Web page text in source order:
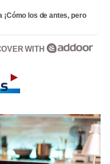
¡Cómo los de antes, pero
WITH